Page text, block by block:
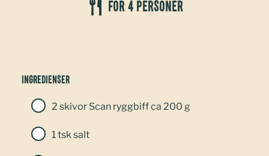
För 4 personer
Ingredienser
2 skivor Scan ryggbiff ca 200 g
1 tsk salt